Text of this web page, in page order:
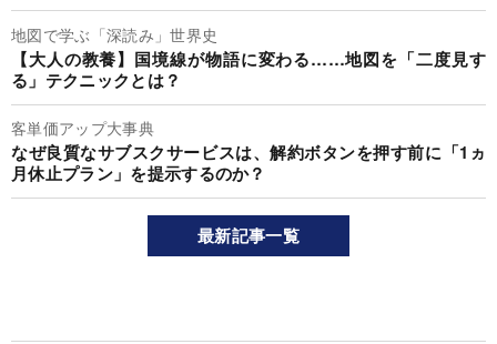
地図で学ぶ「深読み」世界史
【大人の教養】国境線が物語に変わる……地図を「二度見す
る」テクニックとは？
客単価アップ大事典
なぜ良質なサブスクサービスは、解約ボタンを押す前に「1ヵ
月休止プラン」を提示するのか？
最新記事一覧